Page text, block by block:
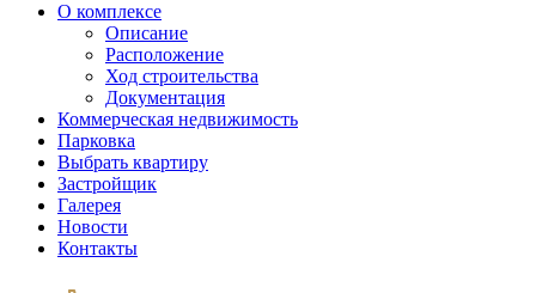
О комплексе
Описание
Расположение
Ход строительства
Документация
Коммерческая недвижимость
Парковка
Выбрать квартиру
Застройщик
Галерея
Новости
Контакты